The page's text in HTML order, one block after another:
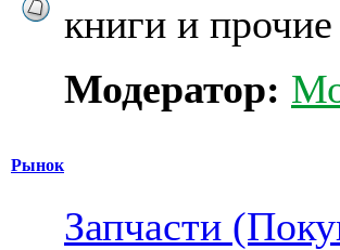
книги и
Модератор:
Рынок
Запчасти